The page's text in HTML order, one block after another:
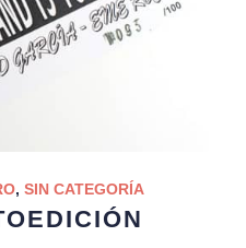
,SIN CATEGORÍA